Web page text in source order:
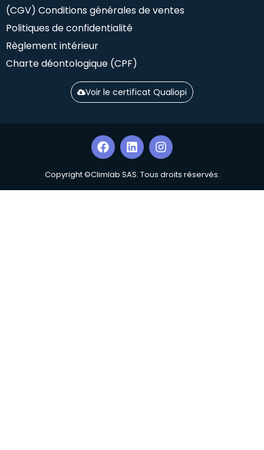
(CGV) Conditions générales de ventes
Politiques de confidentialité
Règlement intérieur
Charte déontologique (CPF)
Voir le certificat Qualiopi
Copyright ©Climlab SAS. Tous droits réservés.